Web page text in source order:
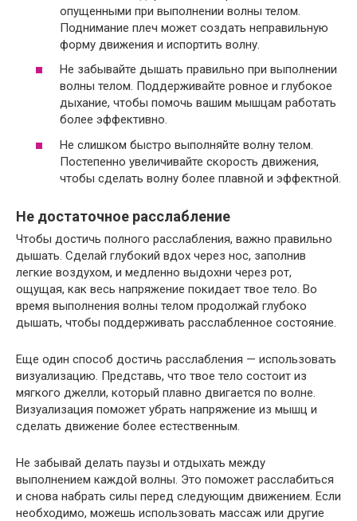
опущенными при выполнении волны телом.
Поднимание плеч может создать неправильную
форму движения и испортить волну.
Не забывайте дышать правильно при выполнении
волны телом. Поддерживайте ровное и глубокое
дыхание, чтобы помочь вашим мышцам работать
более эффективно.
Не слишком быстро выполняйте волну телом.
Постепенно увеличивайте скорость движения,
чтобы сделать волну более плавной и эффектной.
Не достаточное расслабление
Чтобы достичь полного расслабления, важно правильно
дышать. Сделай глубокий вдох через нос, заполнив
легкие воздухом, и медленно выдохни через рот,
ощущая, как весь напряжение покидает твое тело. Во
время выполнения волны телом продолжай глубоко
дышать, чтобы поддерживать расслабленное состояние.
Еще один способ достичь расслабления — использовать
визуализацию. Представь, что твое тело состоит из
мягкого джелли, который плавно двигается по волне.
Визуализация поможет убрать напряжение из мышц и
сделать движение более естественным.
Не забывай делать паузы и отдыхать между
выполнением каждой волны. Это поможет расслабиться
и снова набрать силы перед следующим движением. Если
необходимо, можешь использовать массаж или другие